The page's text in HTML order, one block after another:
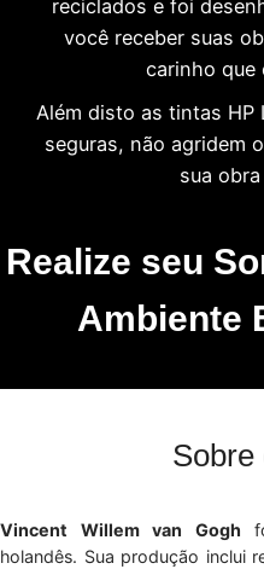
reciclados e foi
você receber suas
carinho que
Além disto as tintas HP
seguras, não agridem
sua
Realize seu
Ambiente
Sobre
Vincent Willem van Gogh
holandês. Sua produção inclui